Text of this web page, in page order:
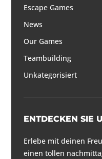
Escape Games
News
Our Games
Teambuilding
Unkategorisiert
ENTDECKEN SIE
Erlebe mit deinen
einen tollen